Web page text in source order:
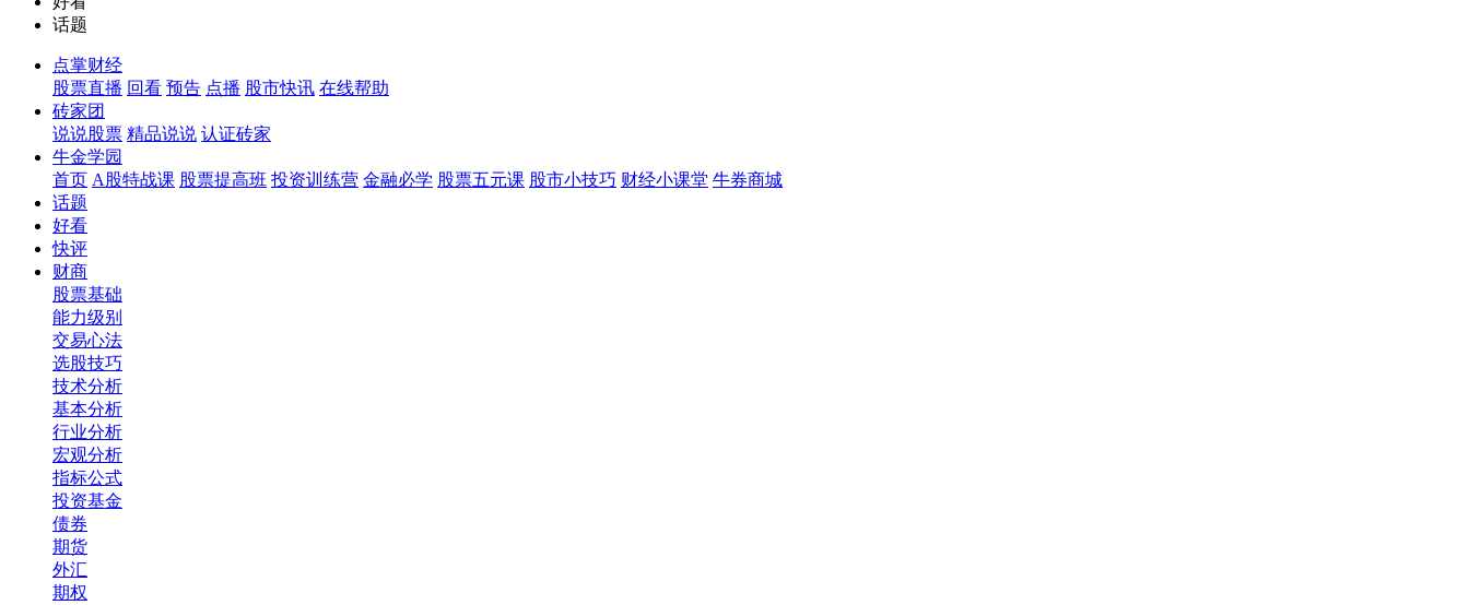
话题
点掌财经
股票直播 回看 预告 点播 股市快讯 在线帮助
砖家团
说说股票 精品说说 认证砖家
牛金学园
首页 A股特战课 股票提高班 投资训练营 金融必学 股票五元课 股市小技巧 财经小课堂 牛券商城
话题
好看
快评
财商
股票基础
能力级别
交易心法
选股技巧
技术分析
基本分析
行业分析
宏观分析
指标公式
投资基金
债券
期货
外汇
期权